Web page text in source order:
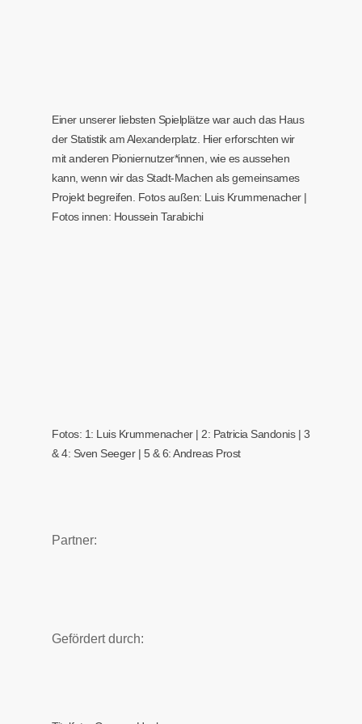
Einer unserer liebsten Spielplätze war auch das Haus
der Statistik am Alexanderplatz. Hier erforschten wir
mit anderen Pioniernutzer*innen, wie es aussehen
kann, wenn wir das Stadt-Machen als gemeinsames
Projekt begreifen. Fotos außen: Luis Krummenacher |
Fotos innen: Houssein Tarabichi
Fotos: 1: Luis Krummenacher | 2: Patricia Sandonis | 3
& 4: Sven Seeger | 5 & 6: Andreas Prost
Partner:
Gefördert durch: